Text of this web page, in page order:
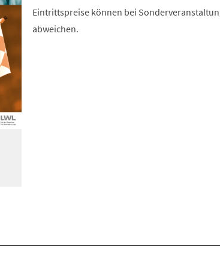
Eintrittspreise können bei
abweichen.